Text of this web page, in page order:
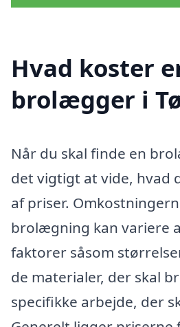
Hvad koster
brolægger i
Når du skal finde en
det vigtigt at vide, hvad
af priser.
brolægning kan variere
faktorer såsom
de materialer, der skal
specifikke arbejde, der